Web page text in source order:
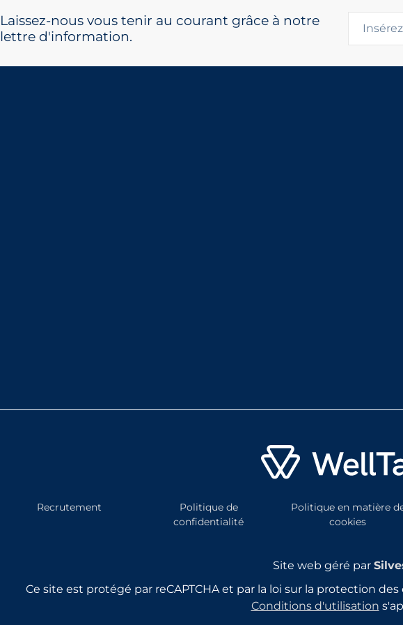
Laissez-nous vous tenir au courant grâce à notre
lettre d'information.
Recrutement
Politique de
confidentialité
Politique en matière
cookies
Site web géré par
Ce site est protégé par reCAPTCHA et par la loi sur la protection des
Conditions d'utilisation